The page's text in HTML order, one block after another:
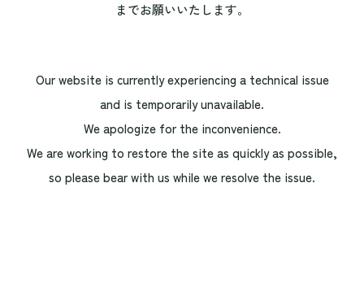
までお願いいたします。
Our website is currently experiencing a technical issue
and is temporarily unavailable.
We apologize for the inconvenience.
We are working to restore the site as quickly as possible,
so please bear with us while we resolve the issue.